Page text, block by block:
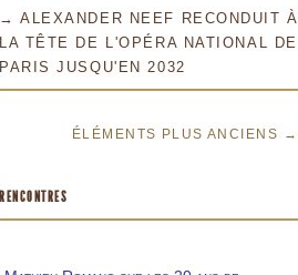
→ ALEXANDER NEEF RECONDUIT À
LA TÊTE DE L'OPÉRA NATIONAL DE
PARIS JUSQU'EN 2032
ÉLÉMENTS PLUS ANCIENS →
RENCONTRES